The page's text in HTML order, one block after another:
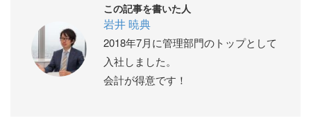
この記事を書いた人
岩井 暁典
2018年7月に管理部門のトップとして
入社しました。
会計が得意です！